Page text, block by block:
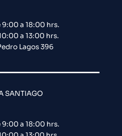
9:00 a 18:00 hrs.
a 13:00 hrs.
Lagos 396
SANTIAGO
9:00 a 18:00 hrs.